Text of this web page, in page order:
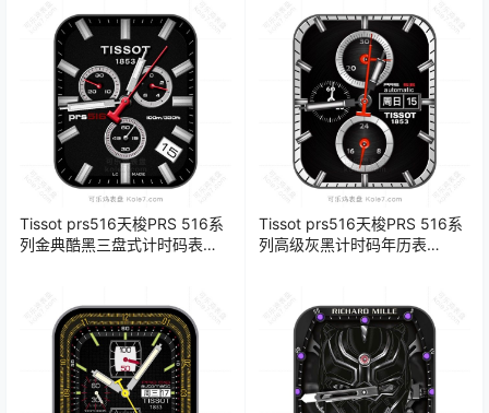
Tissot prs516天梭PRS 516系
列金典酷黑三盘式计时码表
Tissot prs516天梭PRS 516系
列高级灰黑计时码年历表